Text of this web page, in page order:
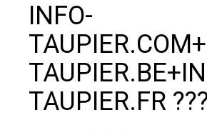
INFO-
TAUPIER.FR